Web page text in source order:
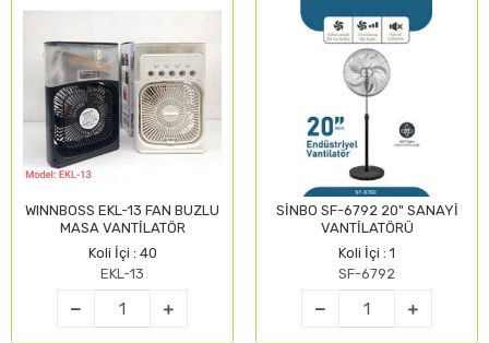
WINNBOSS EKL-13 FAN BUZLU
MASA VANTİLATÖR
Koli İçi : 40
EKL-13
SİNBO SF-6792 20" SANAYİ
VANTİLATÖRÜ
Koli İçi : 1
SF-6792